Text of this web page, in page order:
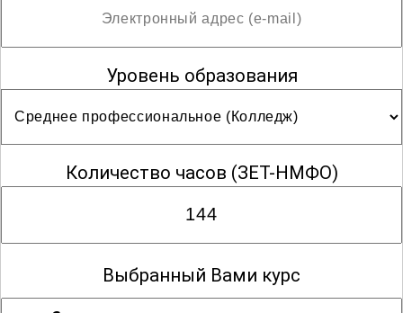
Уровень образования
Количество часов (ЗЕТ-НМФО)
Выбранный Вами курс